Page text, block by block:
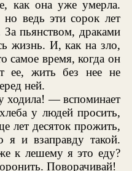
как она уже умерла.
ведь эти сорок лет
пьянством, драками
жизнь. И, как на зло,
самое время, когда он
ее, жить без нее не
ней.
— вспоминает
у людей просить,
лет десяток прожить,
я и взаправду такой.
к лешему я это еду?
Поворачивай!